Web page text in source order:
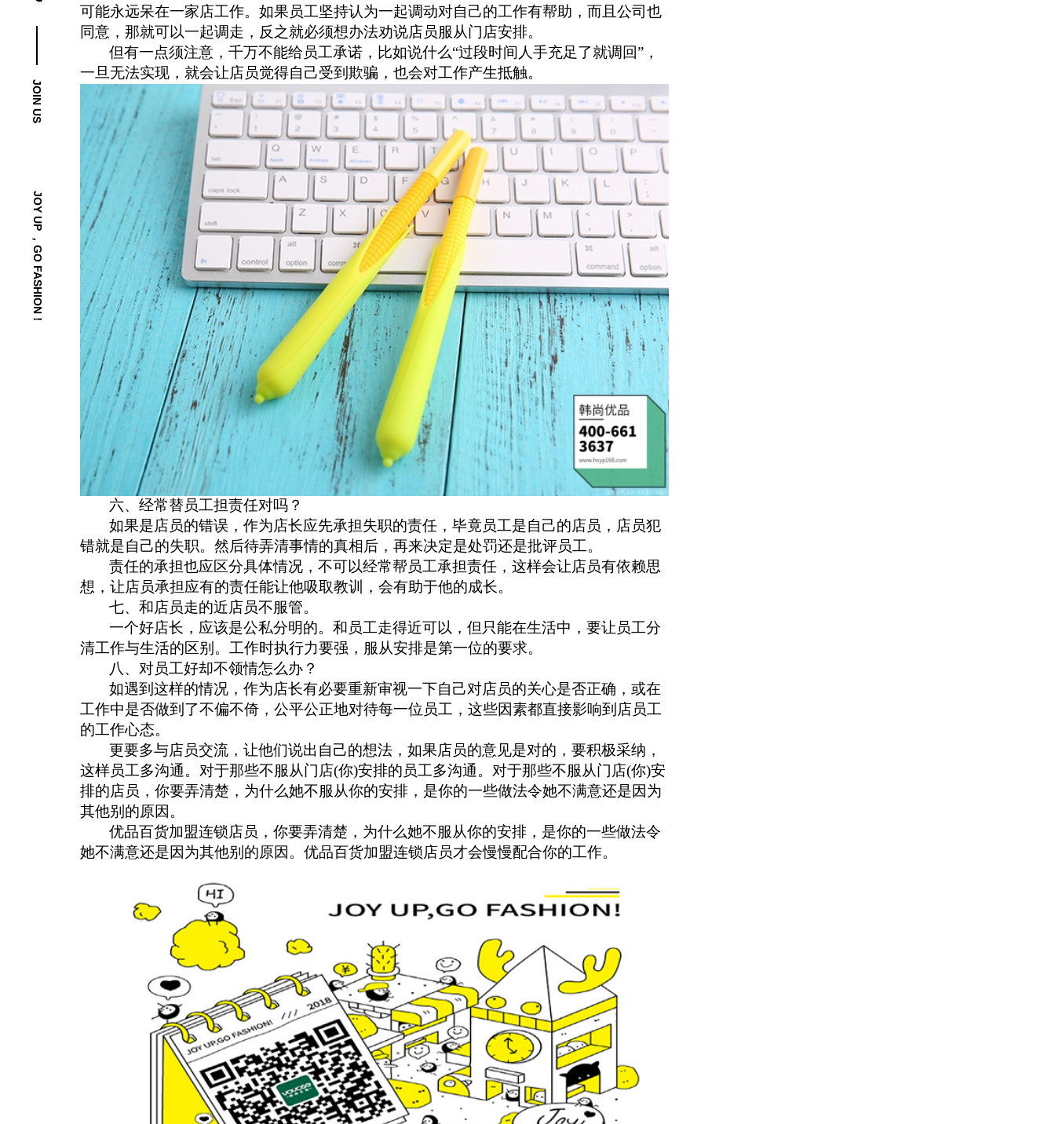
关注yoyoso订阅号 关注yoyoso抖音号
JOIN US
JOY UP ，GO FASHION！
可能永远呆在一家店工作。如果员工坚持认为一起调动对自己的工作有帮助，而且公司也
同意，那就可以一起调走，反之就必须想办法劝说店员服从门店安排。
但有一点须注意，千万不能给员工承诺，比如说什么“过段时间人手充足了就调回”，
一旦无法实现，就会让店员觉得自己受到欺骗，也会对工作产生抵触。
六、经常替员工担责任对吗？
如果是店员的错误，作为店长应先承担失职的责任，毕竟员工是自己的店员，店员犯
错就是自己的失职。然后待弄清事情的真相后，再来决定是处罚还是批评员工。
责任的承担也应区分具体情况，不可以经常帮员工承担责任，这样会让店员有依赖思
想，让店员承担应有的责任能让他吸取教训，会有助于他的成长。
七、和店员走的近店员不服管。
一个好店长，应该是公私分明的。和员工走得近可以，但只能在生活中，要让员工分
清工作与生活的区别。工作时执行力要强，服从安排是第一位的要求。
八、对员工好却不领情怎么办？
如遇到这样的情况，作为店长有必要重新审视一下自己对店员的关心是否正确，或在
工作中是否做到了不偏不倚，公平公正地对待每一位员工，这些因素都直接影响到店员工
的工作心态。
更要多与店员交流，让他们说出自己的想法，如果店员的意见是对的，要积极采纳，
这样员工多沟通。对于那些不服从门店(你)安排的员工多沟通。对于那些不服从门店(你)安
排的店员，你要弄清楚，为什么她不服从你的安排，是你的一些做法令她不满意还是因为
其他别的原因。
优品百货加盟连锁店员，你要弄清楚，为什么她不服从你的安排，是你的一些做法令
她不满意还是因为其他别的原因。优品百货加盟连锁店员才会慢慢配合你的工作。